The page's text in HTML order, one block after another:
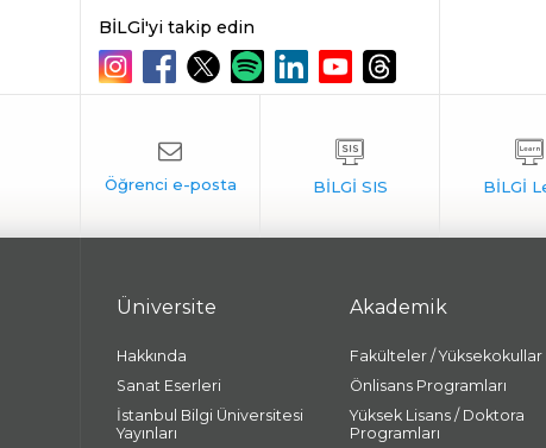
BİLGİ'yi takip edin
Üniversite
Hakkında
Sanat Eserleri
İstanbul Bilgi Üniversitesi
Yayınları
Akademik
Fakülteler / Yüksekokullar
Önlisans Programları
Yüksek Lisans / Doktora
Programları